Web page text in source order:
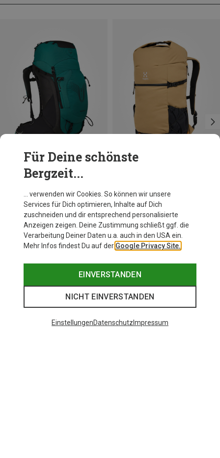
Du sparst 55%
Für Deine schönste
Bergzeit...
… verwenden wir Cookies. So können wir unsere
Services für Dich optimieren, Inhalte auf Dich
zuschneiden und dir entsprechend personalisierte
Anzeigen zeigen. Deine Zustimmung schließt ggf. die
Verarbeitung Deiner Daten u.a. auch in den USA ein.
Mehr Infos findest Du auf der Google Privacy Site.
EINVERSTANDEN
NICHT EINVERSTANDEN
EinstellungenDatenschutz Impressum